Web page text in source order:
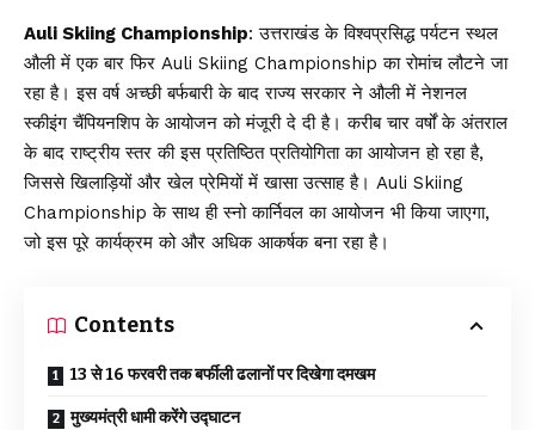
Auli Skiing Championship: उत्तराखंड के विश्वप्रसिद्ध पर्यटन स्थल
औली में एक बार फिर Auli Skiing Championship का रोमांच लौटने जा
रहा है। इस वर्ष अच्छी बर्फबारी के बाद राज्य सरकार ने औली में नेशनल
स्कीइंग चैंपियनशिप के आयोजन को मंजूरी दे दी है। करीब चार वर्षों के अंतराल
के बाद राष्ट्रीय स्तर की इस प्रतिष्ठित प्रतियोगिता का आयोजन हो रहा है,
जिससे खिलाड़ियों और खेल प्रेमियों में खासा उत्साह है। Auli Skiing
Championship के साथ ही स्नो कार्निवल का आयोजन भी किया जाएगा,
जो इस पूरे कार्यक्रम को और अधिक आकर्षक बना रहा है।
Contents
13 से 16 फरवरी तक बर्फीली ढलानों पर दिखेगा दमखम
मुख्यमंत्री धामी करेंगे उद्घाटन